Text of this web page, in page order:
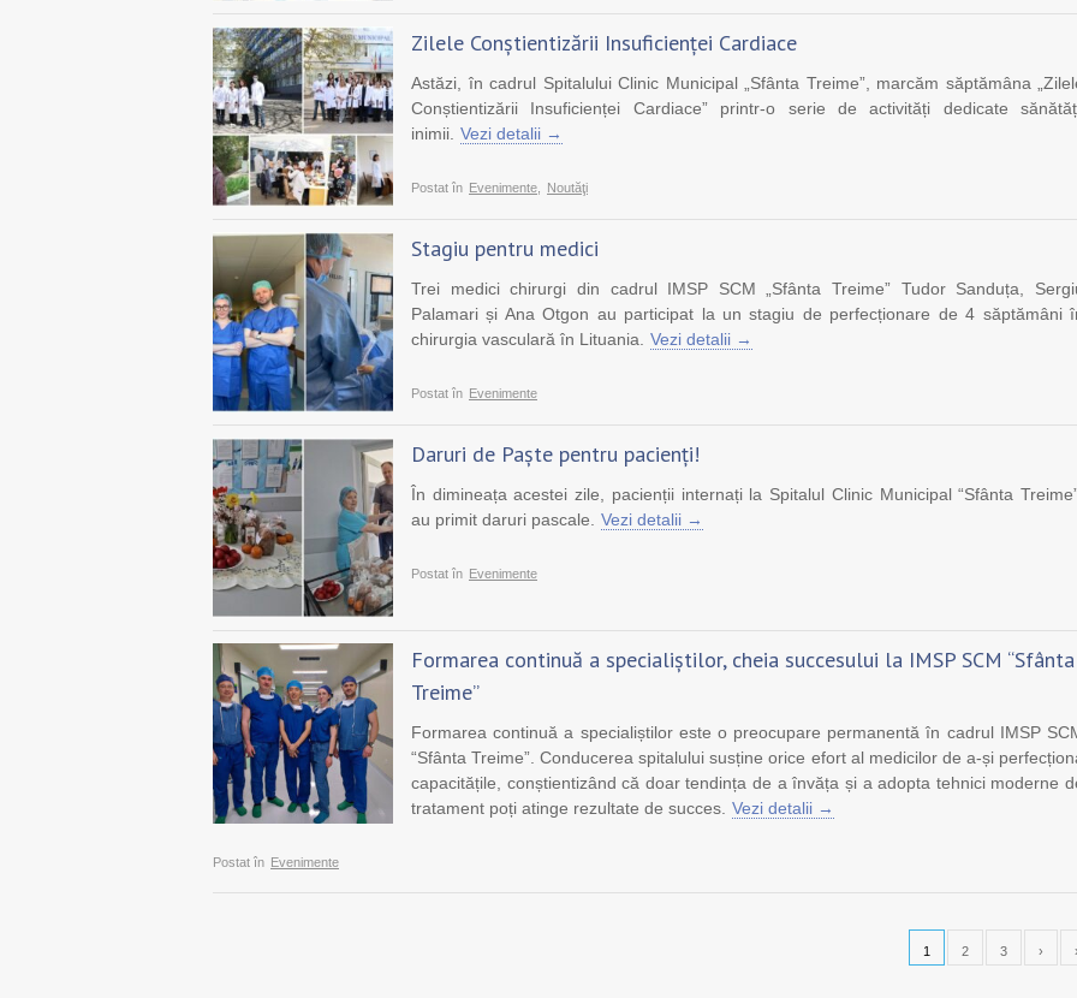
Zilele Conștientizării Insuficienței Cardiace
Astăzi, în cadrul Spitalului Clinic Municipal „Sfânta Treime”, marcăm săptămâna
Conștientizării Insuficienței Cardiace” printr-o serie de activități dedicate
inimii. Vezi detalii →
Postat în Evenimente Noutăţi
Stagiu pentru medici
Trei medici chirurgi din cadrul IMSP SCM „Sfânta Treime” Tudor Sanduța,
Palamari și Ana Otgon au participat la un stagiu de perfecționare de 4 săptămâni
chirurgia vasculară în Lituania.
Vezi detalii →
Postat în Evenimente
Daruri de Paște pentru pacienți!
În dimineața acestei zile, pacienții internați la Spitalul Clinic Municipal “Sfânta Treime”,
au primit daruri pascale.
Vezi detalii →
Postat în Evenimente
Formarea continuă a specialiștilor, cheia succesului la IMSP SCM “Sfânta
Treime”
Formarea continuă a specialiștilor este o preocupare permanentă în cadrul IMSP
“Sfânta Treime”. Conducerea spitalului susține orice efort al medicilor de a-și
capacitățile, conștientizând că doar tendința de a învăța și a adopta tehnici moderne
tratament poți atinge rezultate de succes. Vezi detalii →
Postat în Evenimente
1 2 3 ›